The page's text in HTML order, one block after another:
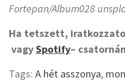
Fortepan/Album028
Ha tetszett,
vagySpotify–
Tags: A hét asszonya,